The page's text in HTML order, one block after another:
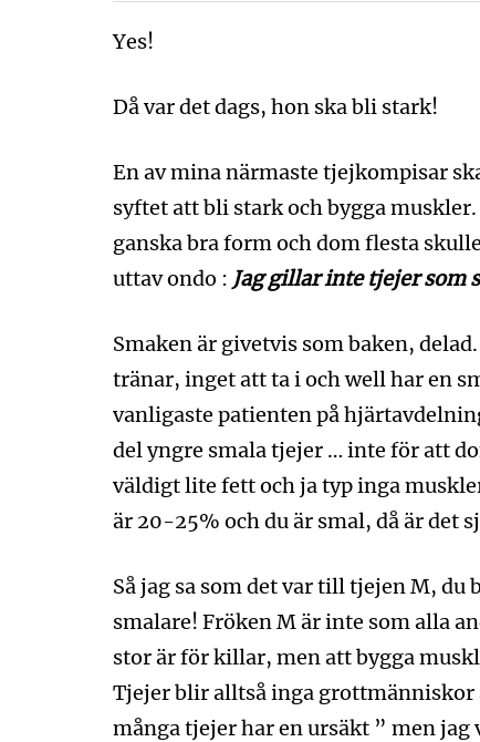
Yes!
Då var det dags, hon ska bli stark!
En av mina närmaste tjejkompisar
syftet att bli stark och bygga
ganska bra form och dom flesta
uttav ondo : Jag gillar inte tjejer som
Smaken är givetvis som baken,
tränar, inget att ta i och well har en
vanligaste patienten på
del yngre smala tjejer … inte för att
väldigt lite fett och ja typ inga
är 20-25% och du är smal, då är det
Så jag sa som det var till tjejen M,
smalare! Fröken M är inte som alla
stor är för killar, men att bygga
Tjejer blir alltså inga
många tjejer har en ursäkt ” men